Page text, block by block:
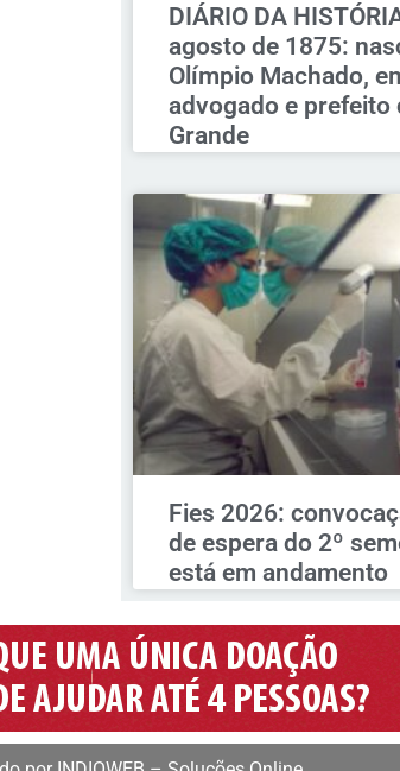
DIÁRIO DA
agosto de 1875:
Olímpio Machado,
advogado e prefeito
Grande
Fies 2026:
de espera do 2º
está em andamento